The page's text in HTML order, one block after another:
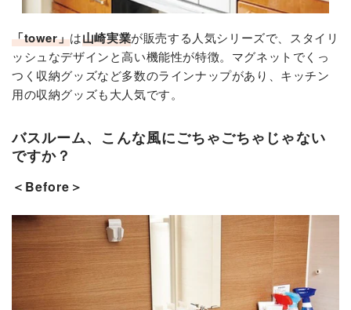
「tower」は山崎実業が販売する人気シリーズで、スタイリ
ッシュなデザインと高い機能性が特徴。マグネットでくっ
つく収納グッズなど多数のラインナップがあり、キッチン
用の収納グッズも大人気です。
バスルーム、こんな風にごちゃごちゃじゃない
ですか？
＜Before＞